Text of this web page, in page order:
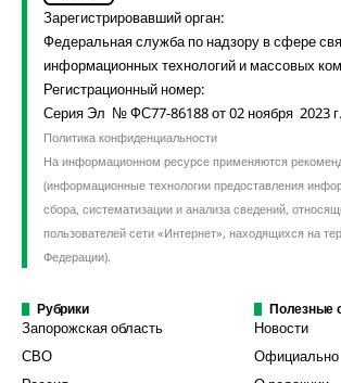
Зарегистрировавший орган:
Федеральная служба по надзору в сфере
информационных технологий и массовых
Регистрационный номер:
Серия Эл № ФС77-86188 от 02 ноября 2023 г.
Политика конфиденциальности
На информационном ресурсе применяются
(информационные технологии предоставления
сбора, систематизации и анализа сведений,
пользователей сети «Интернет», находящихся на
Федерации).
Рубрики
Запорожская область
СВО
Полезные
Новости
Официально